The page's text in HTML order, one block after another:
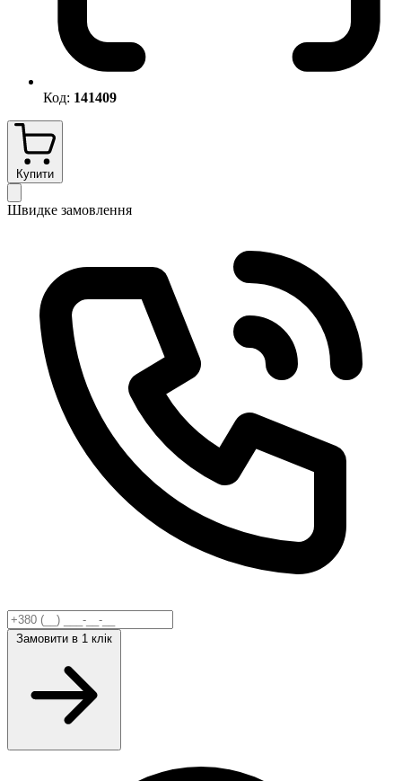
Код: 141409
Купити
Швидке замовлення
Замовити в 1 клік